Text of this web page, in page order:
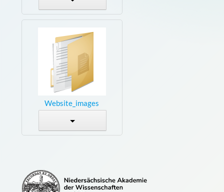
Website_images